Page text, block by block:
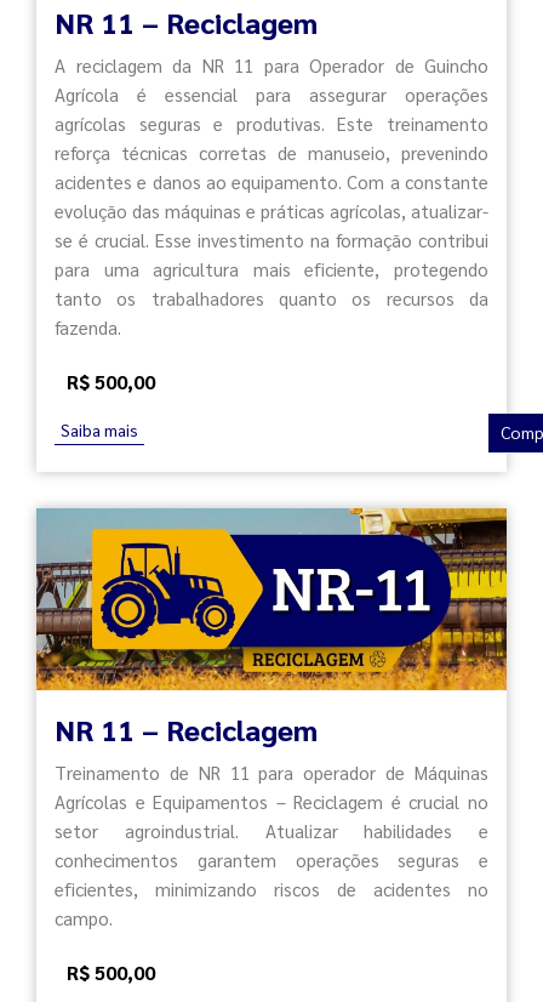
NR 11 – Reciclagem
A reciclagem da NR 11 para Operador de Guincho
Agrícola é essencial para assegurar operações
agrícolas seguras e produtivas. Este treinamento
reforça técnicas corretas de manuseio, prevenindo
acidentes e danos ao equipamento. Com a constante
evolução das máquinas e práticas agrícolas, atualizar-
se é crucial. Esse investimento na formação contribui
para uma agricultura mais eficiente, protegendo
tanto os trabalhadores quanto os recursos da
fazenda.
R$ 500,00
Saiba mais
NR 11 – Reciclagem
Treinamento de NR 11 para operador de Máquinas
Agrícolas e Equipamentos – Reciclagem é crucial no
setor agroindustrial. Atualizar habilidades e
conhecimentos garantem operações seguras e
eficientes, minimizando riscos de acidentes no
campo.
R$ 500,00